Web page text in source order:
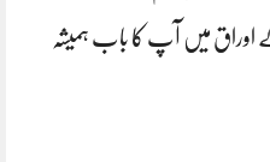
اوراق میں آپ کا باب ہمیشہ